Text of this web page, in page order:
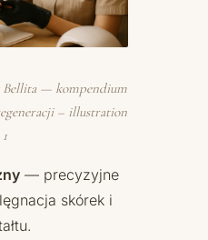
Bellita — kompendium
– illustration
1
— precyzyjne
skórek i